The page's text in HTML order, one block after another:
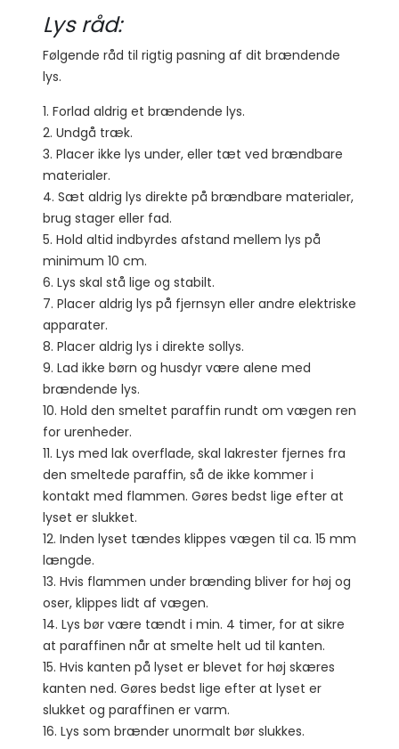
Lys råd:
Følgende råd til rigtig pasning af dit brændende
lys.
1. Forlad aldrig et brændende lys.
2. Undgå træk.
3. Placer ikke lys under, eller tæt ved brændbare
materialer.
4. Sæt aldrig lys direkte på brændbare materialer,
brug stager eller fad.
5. Hold altid indbyrdes afstand mellem lys på
minimum 10 cm.
6. Lys skal stå lige og stabilt.
7. Placer aldrig lys på fjernsyn eller andre elektriske
apparater.
8. Placer aldrig lys i direkte sollys.
9. Lad ikke børn og husdyr være alene med
brændende lys.
10. Hold den smeltet paraffin rundt om vægen ren
for urenheder.
11. Lys med lak overflade, skal lakrester fjernes fra
den smeltede paraffin, så de ikke kommer i
kontakt med flammen. Gøres bedst lige efter at
lyset er slukket.
12. Inden lyset tændes klippes vægen til ca. 15 mm
længde.
13. Hvis flammen under brænding bliver for høj og
oser, klippes lidt af vægen.
14. Lys bør være tændt i min. 4 timer, for at sikre
at paraffinen når at smelte helt ud til kanten.
15. Hvis kanten på lyset er blevet for høj skæres
kanten ned. Gøres bedst lige efter at lyset er
slukket og paraffinen er varm.
16. Lys som brænder unormalt bør slukkes.